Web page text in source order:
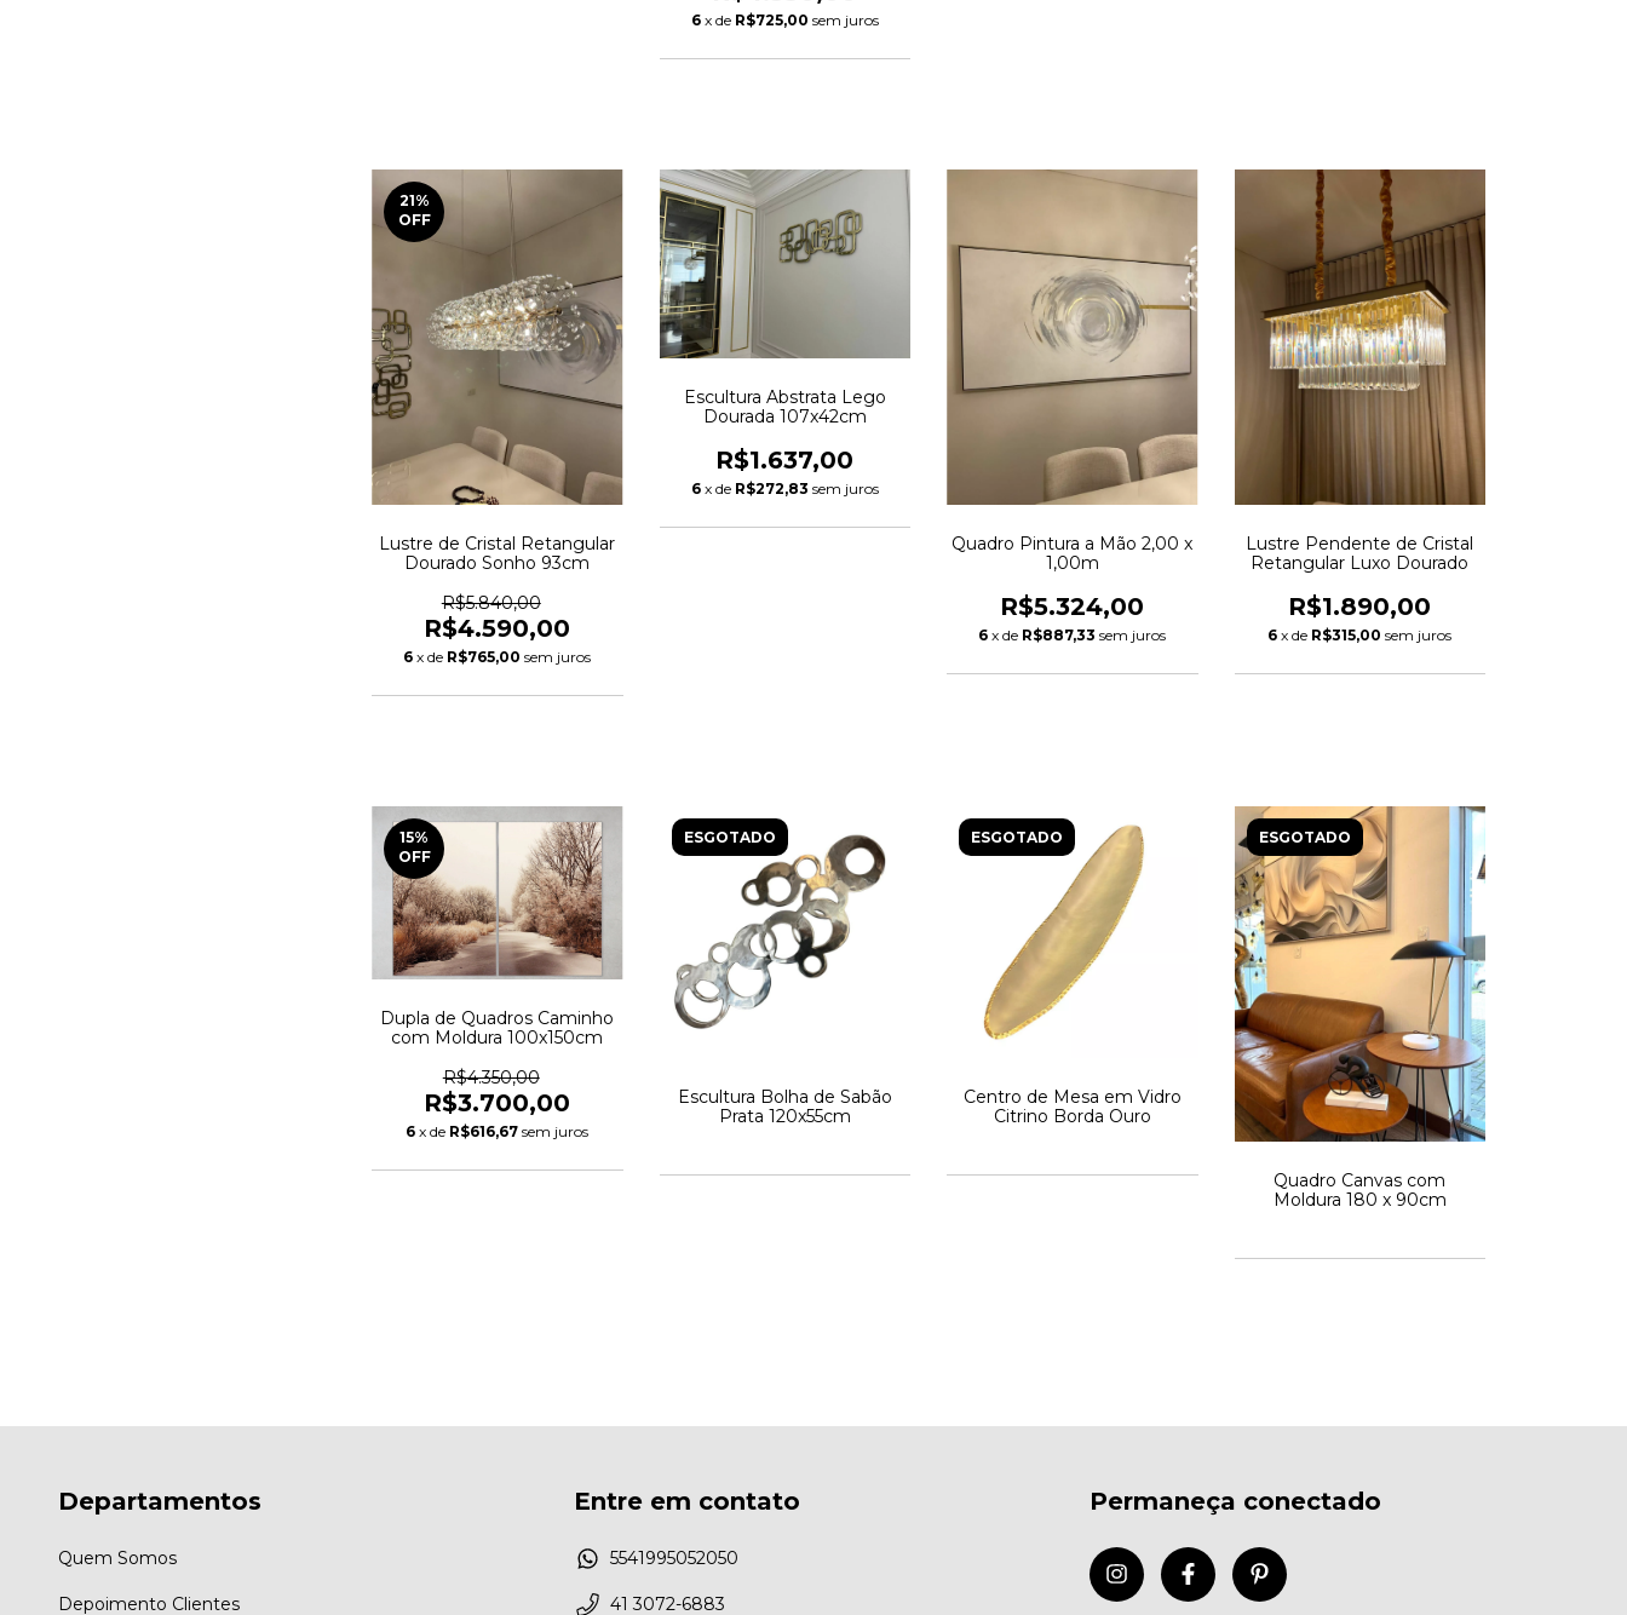
6 x de R$725,00 sem juros
21%
OFF
Lustre de Cristal Retangular
Dourado Sonho 93cm
R$5.840,00
R$4.590,00
6 x de R$765,00 sem juros
Escultura Abstrata Lego
Dourada 107x42cm
R$1.637,00
6 x de R$272,83 sem juros
Quadro Pintura a Mão 2,00 x
1,00m
R$5.324,00
6 x de R$887,33 sem juros
Lustre Pendente de Cristal
Retangular Luxo Dourado
R$1.890,00
6 x de R$315,00 sem juros
15%
OFF
Dupla de Quadros Caminho
com Moldura 100x150cm
R$4.350,00
R$3.700,00
6 x de R$616,67 sem juros
ESGOTADO
Escultura Bolha de Sabão
Prata 120x55cm
ESGOTADO
Centro de Mesa em Vidro
Citrino Borda Ouro
ESGOTADO
Quadro Canvas com
Moldura 180 x 90cm
Departamentos
Quem Somos
Depoimento Clientes
Entre em contato
5541995052050
41 3072-6883
Permaneça conectado